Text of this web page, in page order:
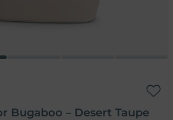
Bugaboo – Desert Taupe